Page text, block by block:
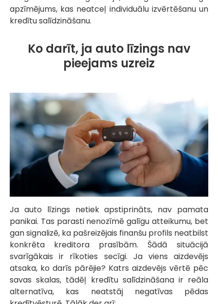
apzīmējums, kas neatceļ individuālu izvērtēšanu un
kredītu salīdzināšanu.
Ko darīt, ja auto līzings nav
pieejams uzreiz
Ja auto līzings netiek apstiprināts, nav pamata
panikai. Tas parasti nenozīmē galīgu atteikumu, bet
gan signalizē, ka pašreizējais finanšu profils neatbilst
konkrēta kreditora prasībām. Šādā situācijā
svarīgākais ir rīkoties secīgi. Ja viens aizdevējs
atsaka, ko darīs pārējie? Katrs aizdevējs vērtē pēc
savas skalas, tādēļ kredītu salīdzināšana ir reāla
alternatīva, kas neatstāj negatīvas pēdas